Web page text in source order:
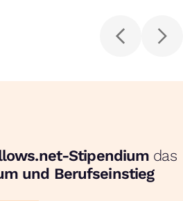
Stipendium das
und Berufseinstieg